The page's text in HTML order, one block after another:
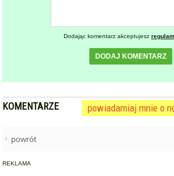
Dodając komentarz akceptujesz
DODAJ KOMENTARZ
KOMENTARZE powiadamiaj mnie o
powrót
REKLAMA